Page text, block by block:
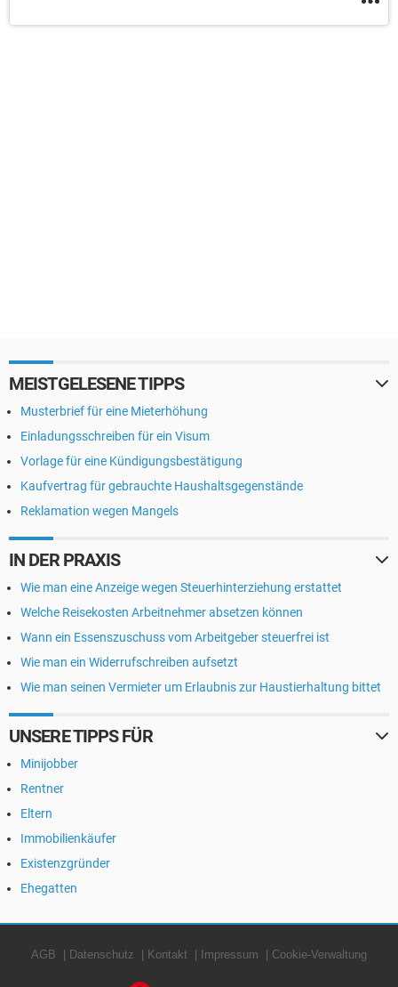
MEISTGELESENE TIPPS
Musterbrief für eine Mieterhöhung
Einladungsschreiben für ein Visum
Vorlage für eine Kündigungsbestätigung
Kaufvertrag für gebrauchte Haushaltsgegenstände
Reklamation wegen Mangels
IN DER PRAXIS
Wie man eine Anzeige wegen Steuerhinterziehung erstattet
Welche Reisekosten Arbeitnehmer absetzen können
Wann ein Essenszuschuss vom Arbeitgeber steuerfrei ist
Wie man ein Widerrufschreiben aufsetzt
Wie man seinen Vermieter um Erlaubnis zur Haustierhaltung bittet
UNSERE TIPPS FÜR
Minijobber
Rentner
Eltern
Immobilienkäufer
Existenzgründer
Ehegatten
AGB Datenschutz Kontakt Impressum Cookie-Verwaltung